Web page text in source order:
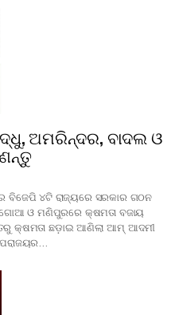
ଅମରିନ୍ଦର, ବାଦଲ ଓ
ବିଜେପି ୪ଟି ରାଜ୍ୟରେ ସରକାର ଗଠନ
ଓ ମଣିପୁରରେ କ୍ଷମତା ବଜାୟ
କ୍ଷମତା ଛଡ଼ାଇ ଆଣିଲା ଆମ୍ ଆଦମୀ
ପରାଜୟର…